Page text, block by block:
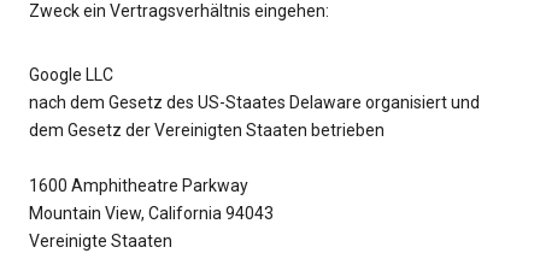
Zweck ein Vertragsverhältnis eingehen:
Google LLC
nach dem Gesetz des US-Staates Delaware organisiert und
dem Gesetz der Vereinigten Staaten betrieben
1600 Amphitheatre Parkway
Mountain View, California 94043
Vereinigte Staaten